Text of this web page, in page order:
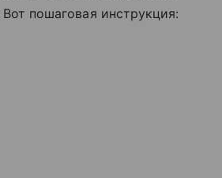
пошаговая инструкция: